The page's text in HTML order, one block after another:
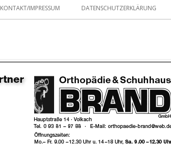
KONTAKT/IMPRESSUM DATENSCHUTZERKLÄRUNG